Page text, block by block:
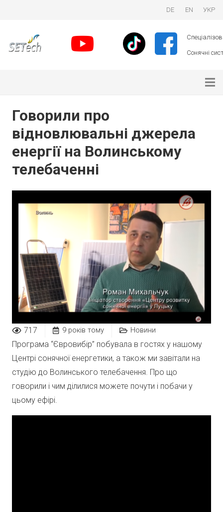
DE EN УКР
Сонячні
Говорили про
відновлювальні джерела
енергії на Волинському
телебаченні
717 9 років тому Новини
Програма “Євровибір” побувала в гостях у нашому
Центрі сонячної енергетики, а також ми завітали на
студію до Волинського телебачення. Про що
говорили і чим ділилися можете почути і побачи у
цьому ефірі.